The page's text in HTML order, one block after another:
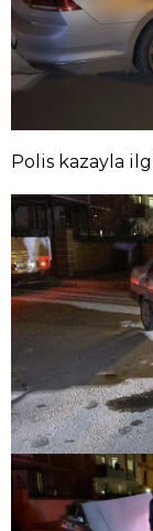
Polis kazayla